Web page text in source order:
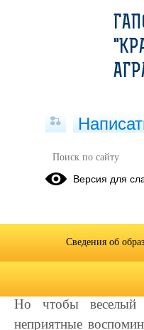
Школьные
действительно,
времени, а это
Но чтобы веселый
неприятные
Версия для
Сведения об